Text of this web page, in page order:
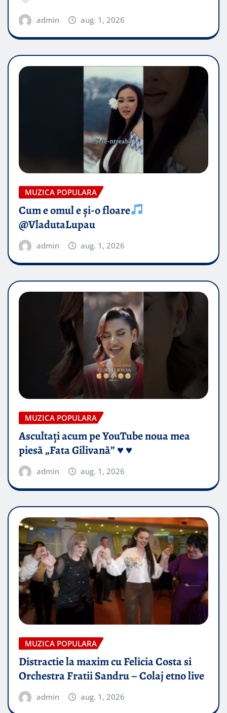
admin aug. 1, 2026
MUZICA POPULARA
Cum e omul e și-o floare
@VladutaLupau
admin aug. 1, 2026
MUZICA POPULARA
Ascultați acum pe YouTube noua mea
piesă „Fata Gilivană” ♥️ ♥️
admin aug. 1, 2026
MUZICA POPULARA
Distractie la maxim cu Felicia Costa si
Orchestra Fratii Sandru – Colaj etno live
admin aug. 1, 2026